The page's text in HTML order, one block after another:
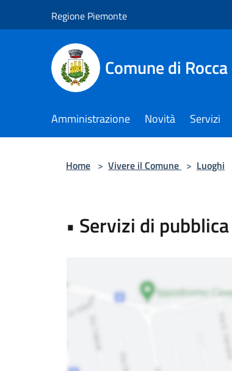
Regione Piemonte
Comune di
Amministrazione Novità Servizi
Home > Vivere il Comune > Luoghi
• Servizi di